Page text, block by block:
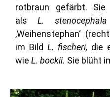
rotbraun gefärbt.
als L.
‚Weihenstephan‘
im Bild L. fischeri, die
wieL. bockii. Sie blüht